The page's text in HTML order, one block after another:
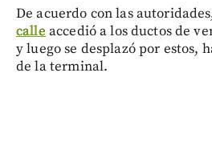
De acuerdo con las
calle accedió a los ductos de
y luego se desplazó por estos,
de la terminal.